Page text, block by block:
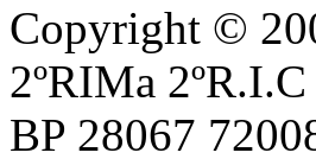
Copyright ©
2ºRIMa
BP 28067